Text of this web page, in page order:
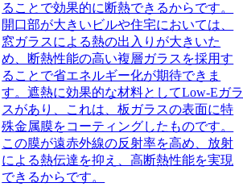
ることで効果的に断熱できるからです。
開口部が大きいビルや住宅においては、
窓ガラスによる熱の出入りが大きいた
め、断熱性能の高い複層ガラスを採用す
ることで省エネルギー化が期待できま
す。遮熱に効果的な材料としてLow-Eガラ
スがあり、これは、板ガラスの表面に特
殊金属膜をコーティングしたものです。
この膜が遠赤外線の反射率を高め、放射
による熱伝達を抑え、高断熱性能を実現
できるからです。